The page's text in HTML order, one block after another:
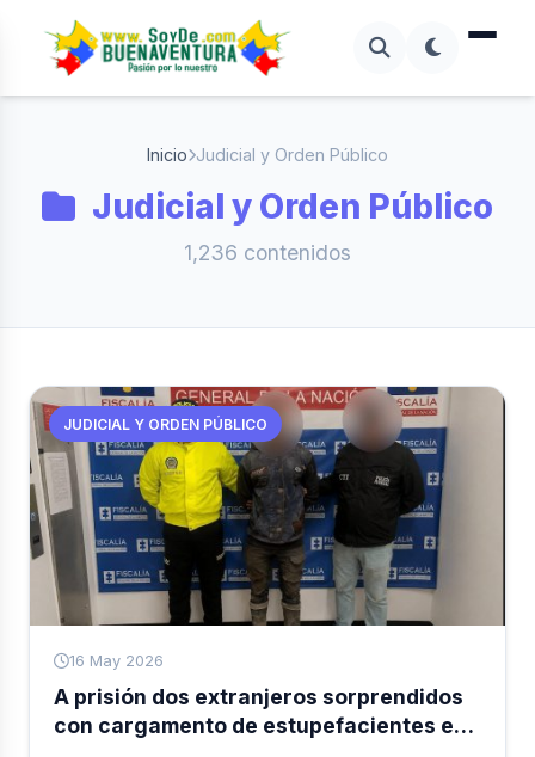
Inicio Judicial y Orden Público
Judicial y Orden Público
1,236 contenidos
JUDICIAL Y ORDEN PÚBLICO
16 May 2026
A prisión dos extranjeros sorprendidos
con cargamento de estupefacientes en